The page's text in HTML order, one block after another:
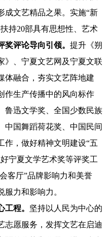
成文艺精品之果。实施“新
持20部具有思想性、艺术
奖评论导向引领。 提升《朔
》、宁夏文艺网及宁夏文联
体融合，夯实文艺阵地建
作生产传播中的风向标作
鲁迅文学奖、全国少数民族
中国舞蹈荷花奖、中国民间
作，做好精神文明建设“五
宁夏文学艺术奖等评奖工
客厅”品牌影响力和美誉
力和影响力。
程。 坚持以人民为中心的
志愿服务，发挥文艺在启迪